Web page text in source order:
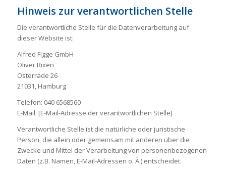
Hinweis zur verantwortlichen Stelle
Die verantwortliche Stelle für die Datenverarbeitung auf
dieser Website ist:
Alfred Figge GmbH
Oliver Rixen
Osterrade 26
21031, Hamburg
Telefon: 040 6568560
E-Mail: [E-Mail-Adresse der verantwortlichen Stelle]
Verantwortliche Stelle ist die natürliche oder juristische
Person, die allein oder gemeinsam mit anderen über die
Zwecke und Mittel der Verarbeitung von personenbezogenen
Daten (z.B. Namen, E-Mail-Adressen o. Ä.) entscheidet.